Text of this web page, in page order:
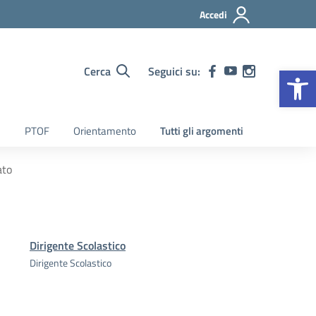
Accedi
Cerca Seguici su:
PTOF Orientamento Tutti gli argomenti
Dirigente Scolastico
Dirigente Scolastico